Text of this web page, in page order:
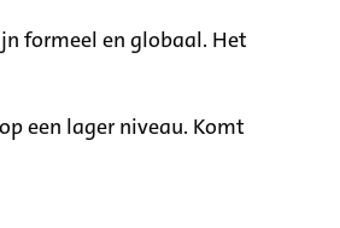
formeel en globaal. Het
een lager niveau. Komt